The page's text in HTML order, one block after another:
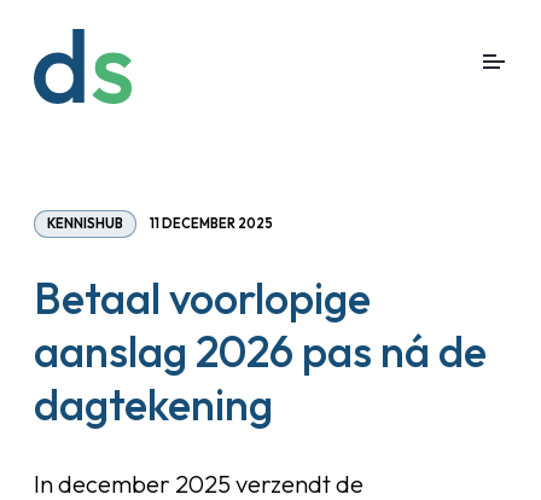
KENNISHUB 11 DECEMBER 2025
Betaal voorlopige
aanslag 2026 pas ná de
dagtekening
In december 2025 verzendt de